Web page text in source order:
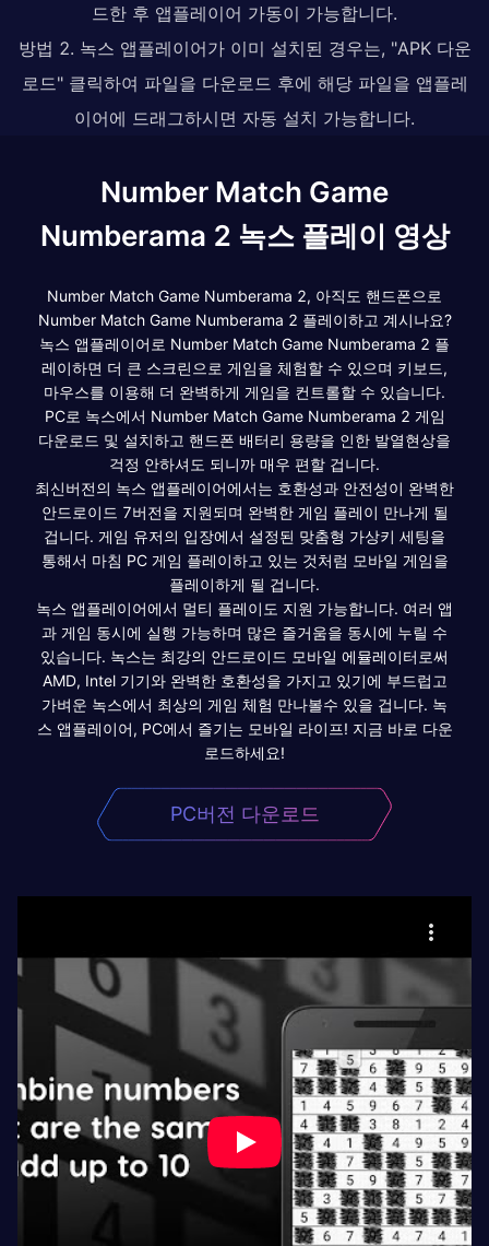
드한 후 앱플레이어 가동이 가능합니다.
방법 2. 녹스 앱플레이어가 이미 설치된 경우는, "APK 다운
로드" 클릭하여 파일을 다운로드 후에 해당 파일을 앱플레
이어에 드래그하시면 자동 설치 가능합니다.
Number Match Game
Numberama 2 녹스 플레이 영상
Number Match Game Numberama 2, 아직도 핸드폰으로
Number Match Game Numberama 2 플레이하고 계시나요?
녹스 앱플레이어로 Number Match Game Numberama 2 플
레이하면 더 큰 스크린으로 게임을 체험할 수 있으며 키보드,
마우스를 이용해 더 완벽하게 게임을 컨트롤할 수 있습니다.
PC로 녹스에서 Number Match Game Numberama 2 게임
다운로드 및 설치하고 핸드폰 배터리 용량을 인한 발열현상을
걱정 안하셔도 되니까 매우 편할 겁니다.
최신버전의 녹스 앱플레이어에서는 호환성과 안전성이 완벽한
안드로이드 7버전을 지원되며 완벽한 게임 플레이 만나게 될
겁니다. 게임 유저의 입장에서 설정된 맞춤형 가상키 세팅을
통해서 마침 PC 게임 플레이하고 있는 것처럼 모바일 게임을
플레이하게 될 겁니다.
녹스 앱플레이어에서 멀티 플레이도 지원 가능합니다. 여러 앱
과 게임 동시에 실행 가능하며 많은 즐거움을 동시에 누릴 수
있습니다. 녹스는 최강의 안드로이드 모바일 에뮬레이터로써
AMD, Intel 기기와 완벽한 호환성을 가지고 있기에 부드럽고
가벼운 녹스에서 최상의 게임 체험 만나볼수 있을 겁니다. 녹
스 앱플레이어, PC에서 즐기는 모바일 라이프! 지금 바로 다운
로드하세요!
PC버전 다운로드